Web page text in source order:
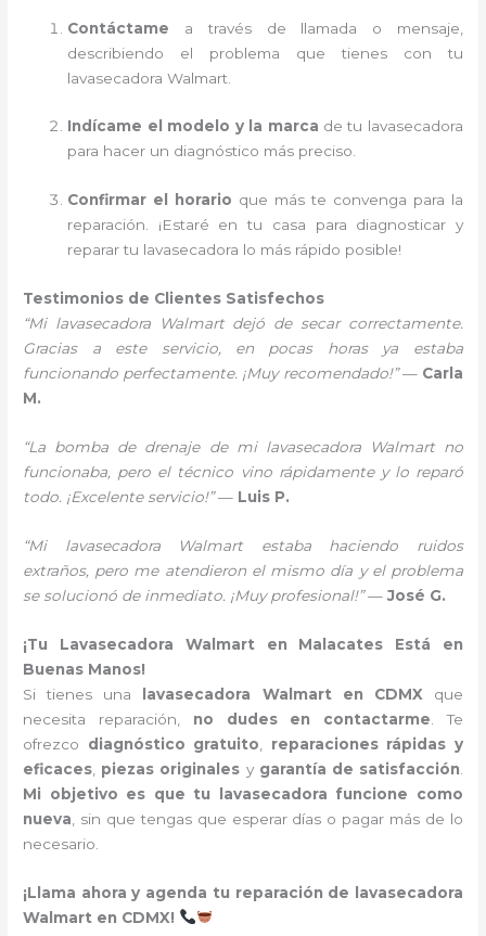
Contáctame a través de llamada o mensaje,
describiendo el problema que tienes con tu
lavasecadora Walmart.
Indícame el modelo y la marca de tu lavasecadora
para hacer un diagnóstico más preciso.
Confirmar el horario que más te convenga para la
reparación. ¡Estaré en tu casa para diagnosticar y
reparar tu lavasecadora lo más rápido posible!
Testimonios de Clientes Satisfechos
“Mi lavasecadora Walmart dejó de secar correctamente.
Gracias a este servicio, en pocas horas ya estaba
funcionando perfectamente. ¡Muy recomendado!”— Carla
M.
“La bomba de drenaje de mi lavasecadora Walmart no
funcionaba, pero el técnico vino rápidamente y lo reparó
todo. ¡Excelente servicio!”— Luis P.
“Mi lavasecadora Walmart estaba haciendo ruidos
extraños, pero me atendieron el mismo día y el problema
se solucionó de inmediato. ¡Muy profesional!”—José G.
¡Tu Lavasecadora Walmart en Malacates Está en
Buenas Manos!
Si tienes una
lavasecadora Walmart en CDMX que
necesita reparación, no dudes en contactarme . Te
ofrezco diagnóstico gratuito
reparaciones rápidas y
eficaces piezas originales y garantía de satisfacción
Mi objetivo es que tu lavasecadora funcione como
nueva , sin que tengas que esperar días o pagar más de lo
necesario.
¡Llama ahora y agenda tu reparación de lavasecadora
Walmart en CDMX!